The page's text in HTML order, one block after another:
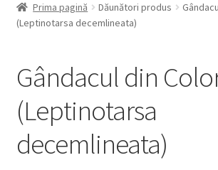
Produse BIO
Igienă publică
Casa și grădina
Prima pagină Dăunători produs
(Leptinotarsa decemlineata)
Gândacul din
(Leptinotarsa
decemlineata)